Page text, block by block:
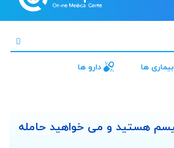
بیماری ها دارو ها
هستید و می خواهید حامله